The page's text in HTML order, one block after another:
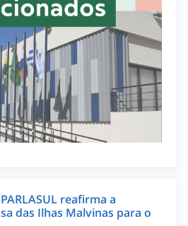
reafirma a
das Ilhas Malvinas para o